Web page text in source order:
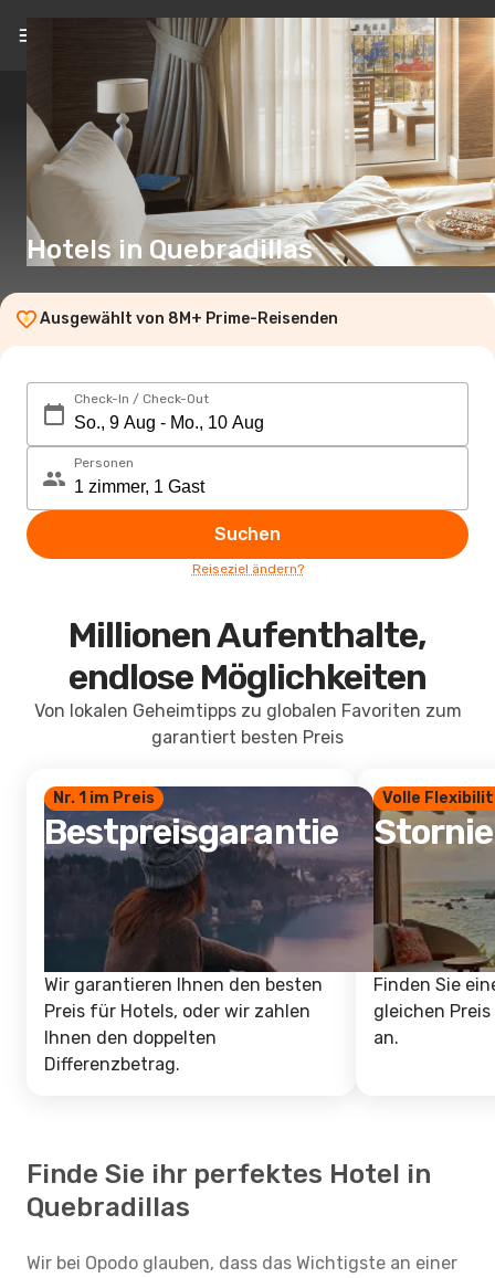
DE(€)
Hotels in Quebradillas
Ausgewählt von 8M+ Prime-Reisenden
Check-In / Check-Out
Personen
Suchen
Reiseziel ändern?
Millionen Aufenthalte,
endlose Möglichkeiten
Von lokalen Geheimtipps zu globalen Favoriten zum
garantiert besten Preis
Nr. 1 im Preis
Bestpreisgarantie
Wir garantieren Ihnen den besten
Preis für Hotels, oder wir zahlen
Ihnen den doppelten
Differenzbetrag.
Volle
Finden Sie
gleichen
an.
Finde Sie ihr perfektes Hotel in
Quebradillas
Wir bei Opodo glauben, dass das Wichtigste an einer